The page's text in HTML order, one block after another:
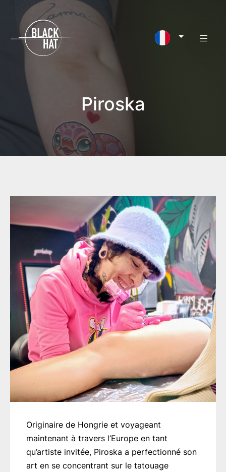
Piroska
Originaire de Hongrie et voyageant
maintenant à travers l’Europe en tant
qu’artiste invitée, Piroska a perfectionné son
art en se concentrant sur le tatouage